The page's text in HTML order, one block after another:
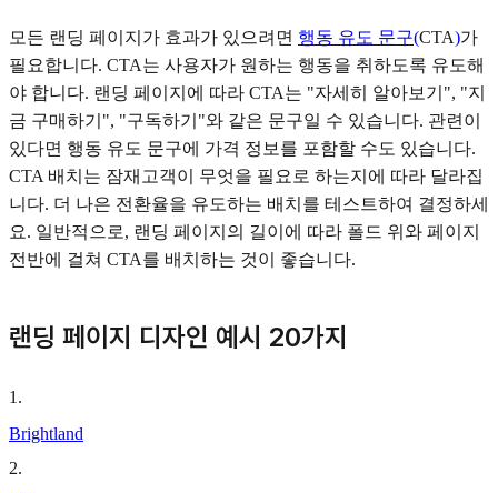
모든 랜딩 페이지가 효과가 있으려면 행동 유도 문구(CTA)가
필요합니다. CTA는 사용자가 원하는 행동을 취하도록 유도해
야 합니다. 랜딩 페이지에 따라 CTA는 "자세히 알아보기", "지
금 구매하기", "구독하기"와 같은 문구일 수 있습니다. 관련이
있다면 행동 유도 문구에 가격 정보를 포함할 수도 있습니다.
CTA 배치는 잠재고객이 무엇을 필요로 하는지에 따라 달라집
니다. 더 나은 전환율을 유도하는 배치를 테스트하여 결정하세
요. 일반적으로, 랜딩 페이지의 길이에 따라 폴드 위와 페이지
전반에 걸쳐 CTA를 배치하는 것이 좋습니다.
랜딩 페이지 디자인 예시 20가지
1 .
Brightland
2.